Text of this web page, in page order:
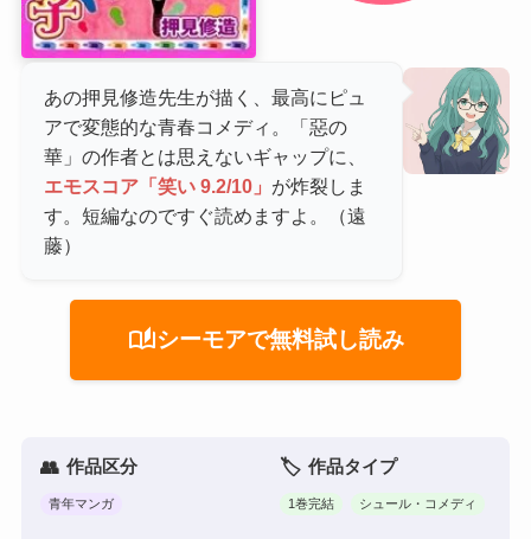
あの押見修造先生が描く、最高にピュ
アで変態的な青春コメディ。「惡の
華」の作者とは思えないギャップに、
エモスコア「笑い 9.2/10」 が炸裂しま
す。短編なのですぐ読めますよ。（遠
藤）
auto_storiesシーモアで無料試し読み
作品区分
青年マンガ
作品タイプ
1巻完結 シュール・コメディ